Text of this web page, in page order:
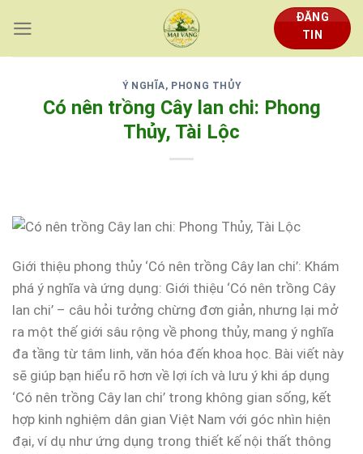
content
ĐĂNG
TIN
Ý NGHĨA, PHONG THỦY
Có nên trồng Cây lan chi: Phong
Thủy, Tài Lộc
Giới thiệu phong thủy ‘Có nên trồng Cây lan chi’: Khám
phá ý nghĩa và ứng dụng: Giới thiệu ‘Có nên trồng Cây
lan chi’ – câu hỏi tưởng chừng đơn giản, nhưng lại mở
ra một thế giới sâu rộng về phong thủy, mang ý nghĩa
đa tầng từ tâm linh, văn hóa đến khoa học. Bài viết này
sẽ giúp bạn hiểu rõ hơn về lợi ích và lưu ý khi áp dụng
‘Có nên trồng Cây lan chi’ trong không gian sống, kết
hợp kinh nghiệm dân gian Việt Nam với góc nhìn hiện
đại, ví dụ như ứng dụng trong thiết kế nội thất thông